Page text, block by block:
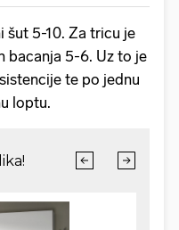
šut 5-10. Za tricu je
bacanja 5-6. Uz to je
te po jednu
loptu.